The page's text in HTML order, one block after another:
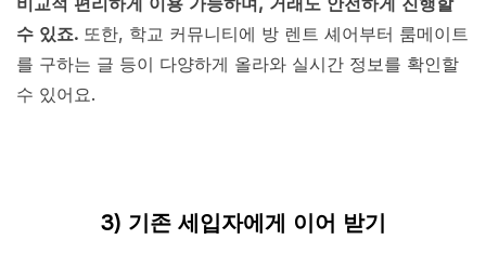
수 있죠. 또한, 학교 커뮤니티에 방 렌트 셰어부터 룸메이트
를 구하는 글 등이 다양하게 올라와 실시간 정보를 확인할
수 있어요.
3) 기존 세입자에게 이어 받기